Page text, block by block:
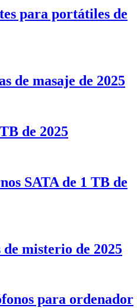
para portátiles de
de masaje de 2025
de 2025
SATA de 1 TB de
misterio de 2025
para ordenador